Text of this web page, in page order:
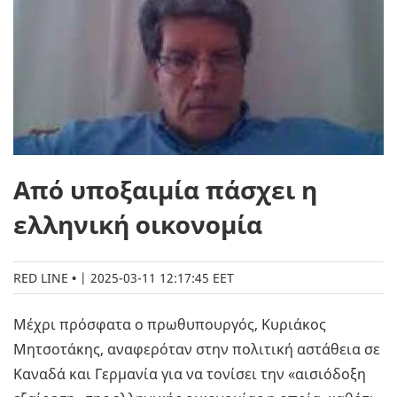
Από υποξαιμία πάσχει η
ελληνική οικονομία
RED LINE | 2025-03-11 12:17:45 EET
Μέχρι πρόσφατα ο πρωθυπουργός, Κυριάκος
Μητσοτάκης, αναφερόταν στην πολιτική αστάθεια σε
Καναδά και Γερμανία για να τονίσει την «αισιόδοξη